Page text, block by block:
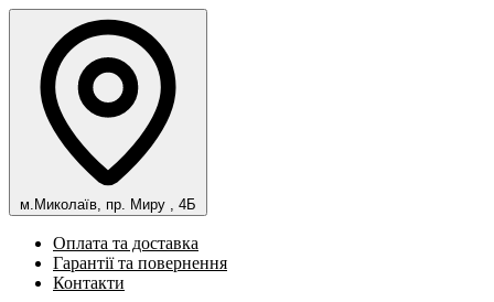
м.Миколаїв, пр. Миру , 4Б
Оплата та доставка
Гарантії та повернення
Контакти